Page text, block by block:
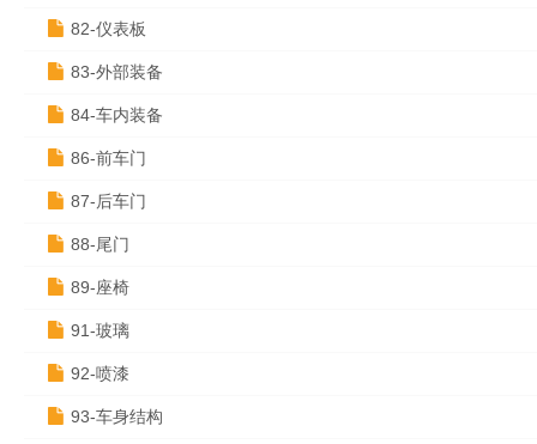
82-仪表板
83-外部装备
84-车内装备
86-前车门
87-后车门
88-尾门
89-座椅
91-玻璃
92-喷漆
93-车身结构